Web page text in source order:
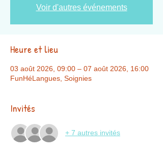
Voir d'autres événements
Heure et lieu
03 août 2026, 09:00 – 07 août 2026, 16:00
FunHéLangues, Soignies
Invités
+ 7 autres invités